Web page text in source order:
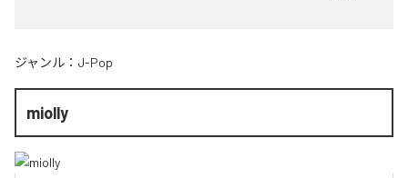
ジャンル： J-Pop
miolly